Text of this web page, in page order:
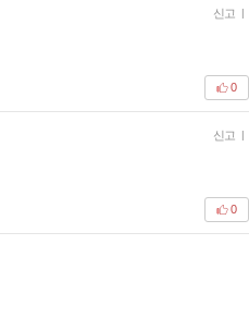
신고 |
0
신고 |
0